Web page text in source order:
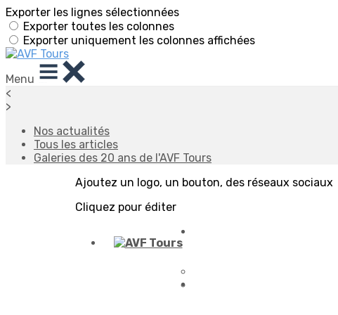
Exporter les lignes sélectionnées
Exporter toutes les colonnes
Exporter uniquement les colonnes affichées
Menu
<
>
Nos actualités
Tous les articles
Galeries des 20 ans de l'AVF Tours
Ajoutez un logo, un bouton, des réseaux sociaux
Cliquez pour éditer